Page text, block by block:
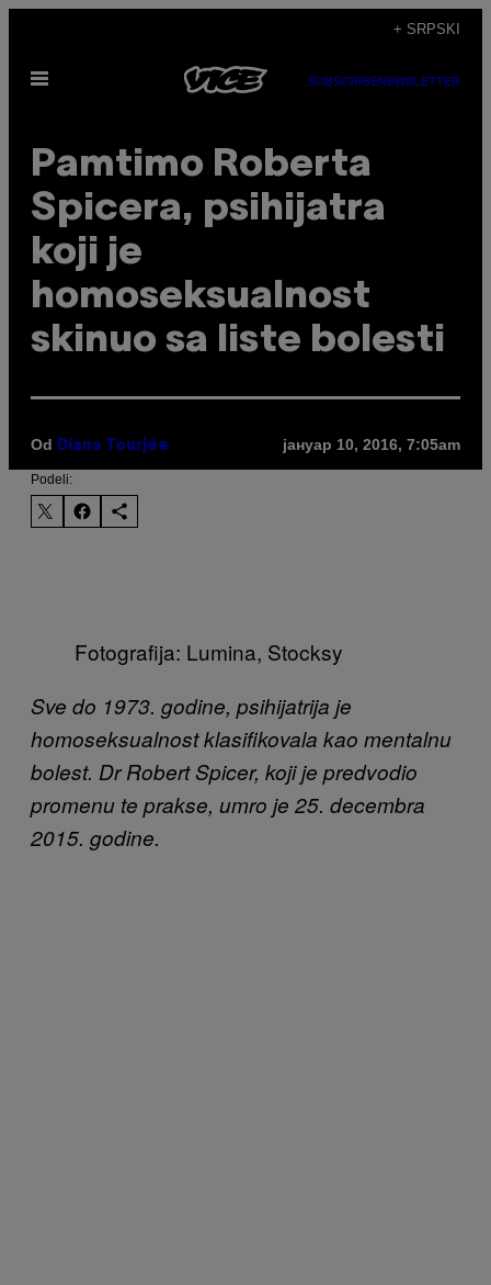
садржај
+ SRPSKI
Otvori
SUBSCRIBENEWSLETTER
Pamtimo Roberta
Spicera, psihijatra
koji je
homoseksualnost
skinuo sa liste bolesti
Od Diana Tourjée јануар 10, 2016, 7:05am
Podeli:
Fotografija: Lumina, Stocksy
Sve do 1973. godine, psihijatrija je
homoseksualnost klasifikovala kao mentalnu
bolest. Dr Robert Spicer, koji je predvodio
promenu te prakse, umro je 25. decembra
2015. godine.